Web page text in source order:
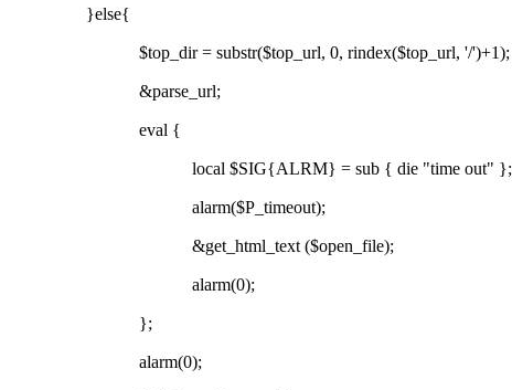
}else{
$top_dir = substr($top_url, 0, rindex($top_url, '/')+1);
&parse_url;
eval {
local $SIG{ALRM} = sub { die "time out" };
alarm($P_timeout);
&get_html_text ($open_file);
alarm(0);
};
alarm(0);